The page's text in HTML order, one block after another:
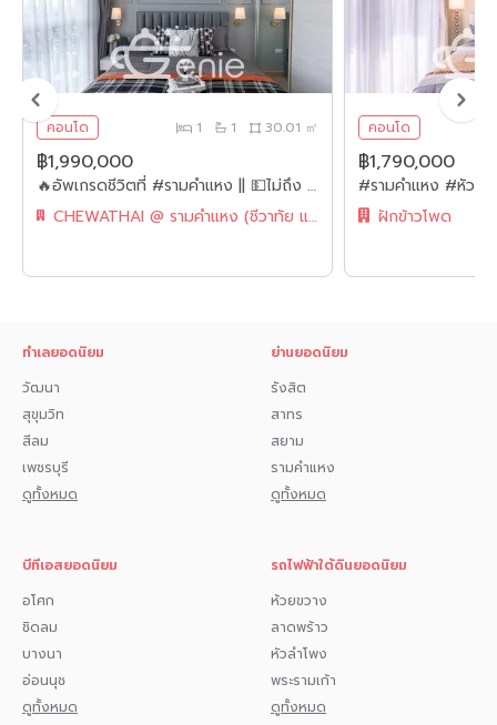
คอนโด 1 1 30.01 ㎡
฿1,990,000
🔥อัพเกรดชีวิตที่ #รามคำแหง || 💵ไม่ถึง 2 ล้าน ||✨ห้องใหญ่ แต่งหรู 30 ตร.ม. || 💵ผ่อนเพียง 7,xxxเท่านั้น!! || ใกล้ Airport Rail Link || || 🛍️ เฟอร์ครบ พร้อมเข้าอยู่
CHEWATHAI @ รามคำแหง (ชีวาทัย แอท รามคำแหง)
คอนโด
฿1,790,000
ฝักข้าวโพด
ทำเลยอดนิยม
วัฒนา
สุขุมวิท
สีลม
เพชรบุรี
ดูทั้งหมด
ย่านยอดนิยม
รังสิต
สาทร
สยาม
รามคำแหง
ดูทั้งหมด
บีทีเอสยอดนิยม
อโศก
ชิดลม
บางนา
อ่อนนุช
ดูทั้งหมด
รถไฟฟ้าใต้ดินยอดนิยม
ห้วยขวาง
ลาดพร้าว
หัวลำโพง
พระรามเก้า
ดูทั้งหมด